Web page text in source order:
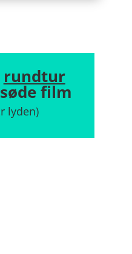
rundtur
film
lyden)